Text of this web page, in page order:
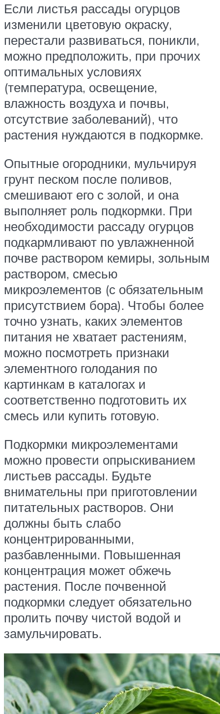
Если листья рассады огурцов
изменили цветовую окраску,
перестали развиваться, поникли,
можно предположить, при прочих
оптимальных условиях
(температура, освещение,
влажность воздуха и почвы,
отсутствие заболеваний), что
растения нуждаются в подкормке.
Опытные огородники, мульчируя
грунт песком после поливов,
смешивают его с золой, и она
выполняет роль подкормки. При
необходимости рассаду огурцов
подкармливают по увлажненной
почве раствором кемиры, зольным
раствором, смесью
микроэлементов (с обязательным
присутствием бора). Чтобы более
точно узнать, каких элементов
питания не хватает растениям,
можно посмотреть признаки
элементного голодания по
картинкам в каталогах и
соответственно подготовить их
смесь или купить готовую.
Подкормки микроэлементами
можно провести опрыскиванием
листьев рассады. Будьте
внимательны при приготовлении
питательных растворов. Они
должны быть слабо
концентрированными,
разбавленными. Повышенная
концентрация может обжечь
растения. После почвенной
подкормки следует обязательно
пролить почву чистой водой и
замульчировать.